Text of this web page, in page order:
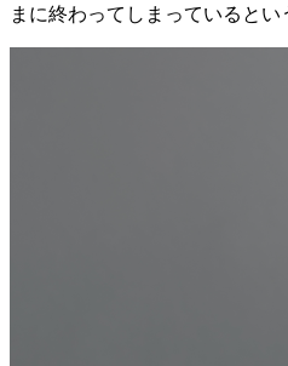
まに終わってしまっているとい